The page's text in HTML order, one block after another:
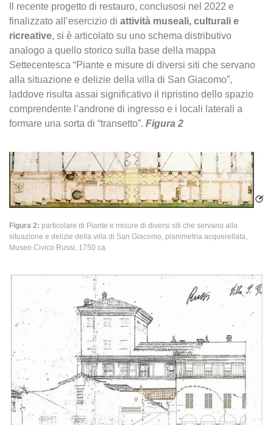
Il recente progetto di restauro, conclusosi nel 2022 e
finalizzato all’esercizio di attività museali, culturali e
ricreative, si è articolato su uno schema distributivo
analogo a quello storico sulla base della mappa
Settecentesca “Piante e misure di diversi siti che servano
alla situazione e delizie della villa di San Giacomo”,
laddove risulta assai significativo il ripristino dello spazio
comprendente l’androne di ingresso e i locali laterali a
formare una sorta di “transetto”. Figura 2
Figura 2: particolare di Piante e misure di diversi siti che servano alla
situazione e delizie della villa di San Giacomo, planimetria acquerellata,
Museo Civico Russi, 1750 ca.